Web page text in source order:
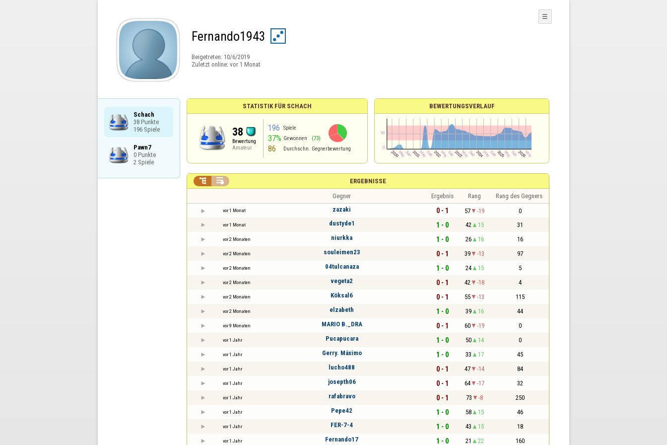
Fernando1943
Beigetreten: 10/6/2019
Zuletzt online: vor 1 Monat
☰
Schach
38 Punkte
196 Spiele
Pawn7
0 Punkte
2 Spiele
STATISTIK FÜR SCHACH
38
Bewertung
Amateur
196 Spiele
37% Gewonnen (73)
86 Durchschn. Gegnerbewertung
BEWERTUNGSVERLAUF
ERGEBNISSE
 
Gegner Ergebnis Rang Rang des Gegners
vor 1 Monat zazaki 0 - 1 57 -19 0
vor 1 Monat dustyde1 1 - 0 42 15 31
vor 2 Monaten niurkka 1 - 0 26 16 16
vor 2 Monaten souleimen23 0 - 1 39 -13 97
vor 2 Monaten 04tulcanaza 1 - 0 24 15 5
vor 2 Monaten vegeta2 0 - 1 42 -18 4
vor 2 Monaten Köksal6 0 - 1 55 -13 115
vor 2 Monaten elzabeth 1 - 0 39 16 44
vor 9 Monaten MARIO B._DRA 0 - 1 60 -19 0
vor 1 Jahr Pucapucara 1 - 0 50 14 0
vor 1 Jahr Gerry. Máximo 1 - 0 33 17 45
vor 1 Jahr lucho488 0 - 1 47 -14 84
vor 1 Jahr josepth06 0 - 1 64 -17 32
vor 1 Jahr rafabravo 0 - 1 73 -8 250
vor 1 Jahr Pepe42 1 - 0 58 15 46
vor 1 Jahr FER-7-4 1 - 0 43 15 18
vor 1 Jahr Fernando17 1 - 0 21 22 160